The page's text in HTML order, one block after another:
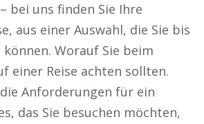
bei uns finden Sie Ihre
aus einer Auswahl, die Sie bis
Worauf Sie beim
einer Reise achten sollten.
Anforderungen für ein
das Sie besuchen möchten,